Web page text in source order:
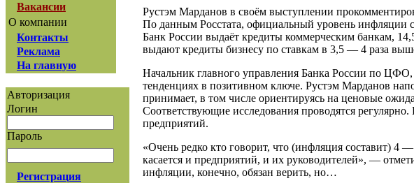
Вакансии
О компании
Контакты
Реклама
На главную
Авторизация
Логин
Пароль
Регистрация
Рустэм Марданов в своём выступлении
По данным Росстата, официальный уровень инфляции
Банк России выдаёт кредиты коммерческим банкам,
выдают кредиты бизнесу по ставкам в 3,5 — 4 раза
Начальник главного управления Банка России по
тенденциях в позитивном ключе. Рустэм Марданов
принимает, в том числе ориентируясь на ценовые
Соответствующие исследования проводятся
предприятий.
«Очень редко кто говорит, что (инфляция составит)
касается и предприятий, и их руководителей», —
инфляции, конечно, обязан верить, но…